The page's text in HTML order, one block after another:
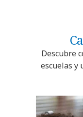
Descubre
escuelas y